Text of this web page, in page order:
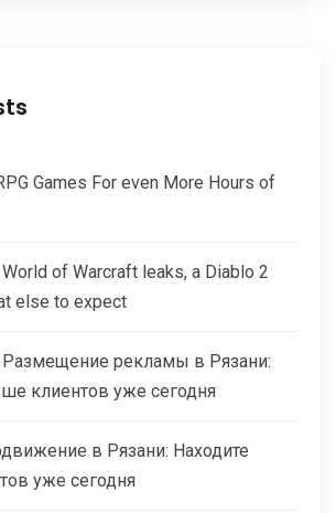
Games For even More Hours of
of Warcraft leaks, a Diablo 2
else to expect
рекламы в Рязани:
клиентов уже сегодня
в Рязани: Находите
уже сегодня